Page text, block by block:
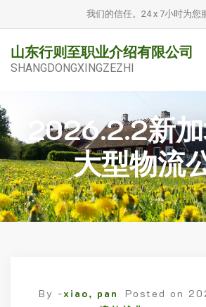
我们的信任。24 x 7小时为您
山东行则至职业介绍有限公司
SHANGDONGXINGZEZHI
2026.2.2新
大型物流
By -xiao, pan Posted on